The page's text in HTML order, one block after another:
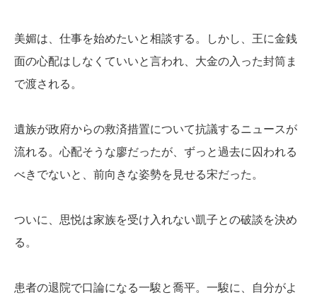
美媚は、仕事を始めたいと相談する。しかし、王に金銭
面の心配はしなくていいと言われ、大金の入った封筒ま
で渡される。
遺族が政府からの救済措置について抗議するニュースが
流れる。心配そうな廖だったが、ずっと過去に囚われる
べきでないと、前向きな姿勢を見せる宋だった。
ついに、思悦は家族を受け入れない凱子との破談を決め
る。
患者の退院で口論になる一駿と喬平。一駿に、自分がよ